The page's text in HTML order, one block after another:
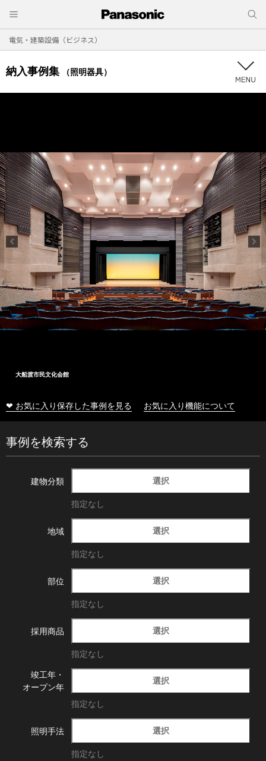
電気・建築設備（ビジネス）
納入事例集 （照明器具）
大船渡市民文化会館
❤ お気に入り保存した事例を見る お気に入り機能について
事例を検索する
建物分類 選択
指定なし
地域 選択
指定なし
部位 選択
指定なし
採用商品 選択
指定なし
竣工年・
オープン年
選択
指定なし
照明手法 選択
指定なし